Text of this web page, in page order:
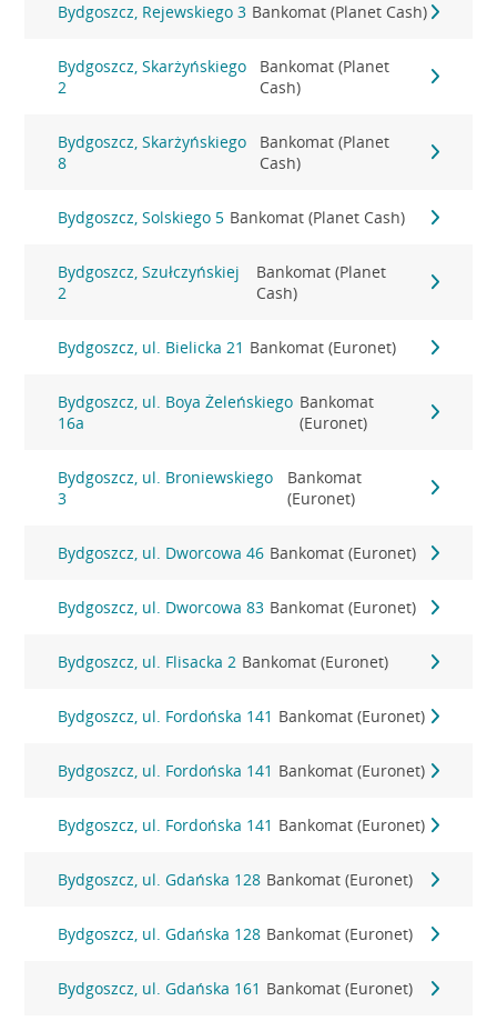
Bydgoszcz, Rejewskiego 3 Bankomat (Planet Cash)
Bydgoszcz, Skarżyńskiego
2
Bankomat (Planet
Cash)
Bydgoszcz, Skarżyńskiego
8
Bankomat (Planet
Cash)
Bydgoszcz, Solskiego 5 Bankomat (Planet Cash)
Bydgoszcz, Szułczyńskiej
2
Bankomat (Planet
Cash)
Bydgoszcz, ul. Bielicka 21 Bankomat (Euronet)
Bydgoszcz, ul. Boya Żeleńskiego
16a
Bankomat
(Euronet)
Bydgoszcz, ul. Broniewskiego
3
Bankomat
(Euronet)
Bydgoszcz, ul. Dworcowa 46 Bankomat (Euronet)
Bydgoszcz, ul. Dworcowa 83 Bankomat (Euronet)
Bydgoszcz, ul. Flisacka 2 Bankomat (Euronet)
Bydgoszcz, ul. Fordońska 141 Bankomat (Euronet)
Bydgoszcz, ul. Fordońska 141 Bankomat (Euronet)
Bydgoszcz, ul. Fordońska 141 Bankomat (Euronet)
Bydgoszcz, ul. Gdańska 128 Bankomat (Euronet)
Bydgoszcz, ul. Gdańska 128 Bankomat (Euronet)
Bydgoszcz, ul. Gdańska 161 Bankomat (Euronet)